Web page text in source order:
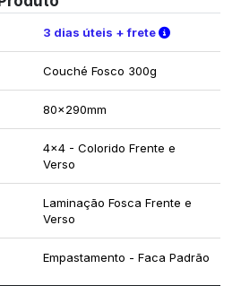
3 dias úteis + frete Verifique
Couché Fosco 300g
80x290mm
4x4 - Colorido Frente e
Verso
Laminação Fosca Frente e
Verso
Empastamento - Faca Padrão